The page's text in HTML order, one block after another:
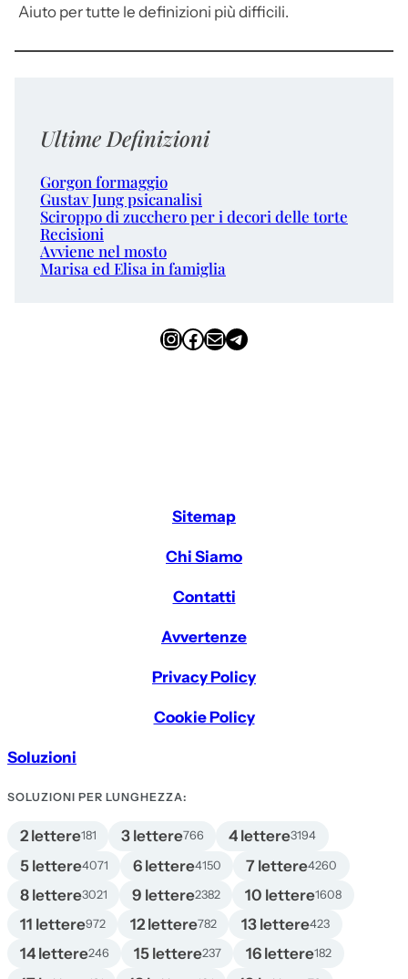
Aiuto per tutte le definizioni più difficili.
Ultime Definizioni
Gorgon formaggio
Gustav Jung psicanalisi
Sciroppo di zucchero per i decori delle torte
Recisioni
Avviene nel mosto
Marisa ed Elisa in famiglia
InstagramFacebook Email Telegram
Sitemap
Chi Siamo
Contatti
Avvertenze
Privacy Policy
Cookie Policy
Soluzioni
SOLUZIONI PER LUNGHEZZA:
2 lettere181 3 lettere766 4 lettere3194
5 lettere4071 6 lettere4150 7 lettere4260
8 lettere3021 9 lettere2382 10 lettere1608
11 lettere972 12 lettere782 13 lettere423
14 lettere246 15 lettere237 16 lettere182